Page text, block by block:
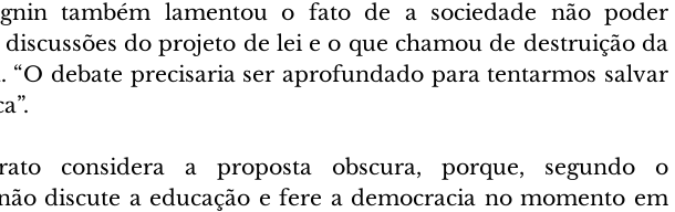
também lamentou o fato de a sociedade não poder
do projeto de lei e o que chamou de destruição da
“O debate precisaria ser aprofundado para tentarmos salvar
considera a proposta obscura, porque, segundo o
discute a educação e fere a democracia no momento em